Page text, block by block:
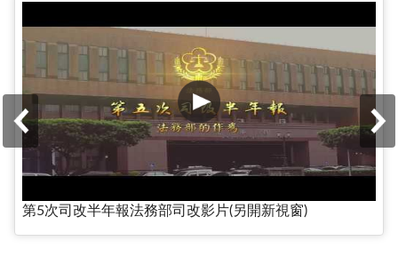
第5次司改半年報法務部司改影片(另開新視窗)